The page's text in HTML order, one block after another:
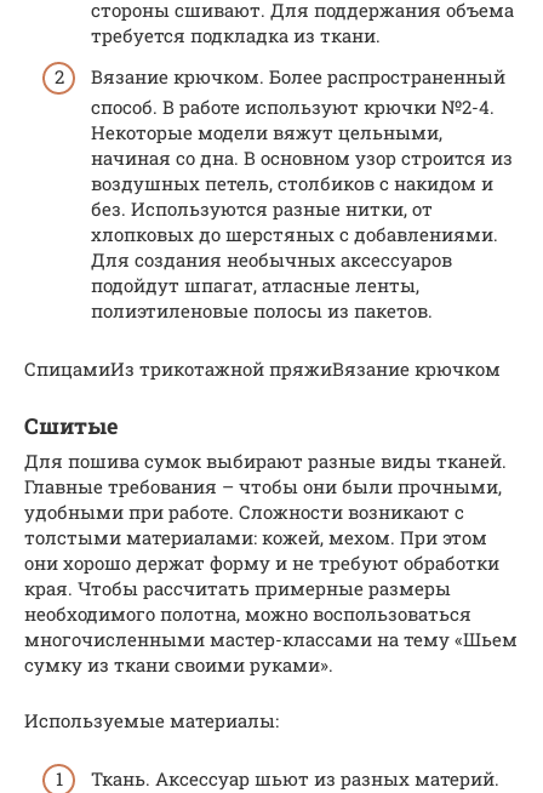
стороны сшивают. Для поддержания объема
требуется подкладка из ткани.
Вязание крючком. Более распространенный
способ. В работе используют крючки №2-4.
Некоторые модели вяжут цельными,
начиная со дна. В основном узор строится из
воздушных петель, столбиков с накидом и
без. Используются разные нитки, от
хлопковых до шерстяных с добавлениями.
Для создания необычных аксессуаров
подойдут шпагат, атласные ленты,
полиэтиленовые полосы из пакетов.
СпицамиИз трикотажной пряжиВязание крючком
Сшитые
Для пошива сумок выбирают разные виды тканей.
Главные требования – чтобы они были прочными,
удобными при работе. Сложности возникают с
толстыми материалами: кожей, мехом. При этом
они хорошо держат форму и не требуют обработки
края. Чтобы рассчитать примерные размеры
необходимого полотна, можно воспользоваться
многочисленными мастер-классами на тему «Шьем
сумку из ткани своими руками».
Используемые материалы:
Ткань. Аксессуар шьют из разных материй.